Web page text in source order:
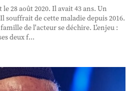
28 août 2020. Il avait 43 ans. Un
souffrait de cette maladie depuis 2016.
de l'acteur se déchire. L'enjeu :
deux f...